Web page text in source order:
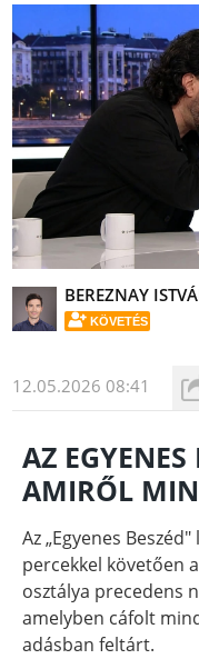
BEREZNAY
KÖVETÉS
12.05.2026 08:41
AZ
AMIRŐL
Az „Egyenes
percekkel követően
osztálya precedens
amelyben cáfolt
adásban feltárt.